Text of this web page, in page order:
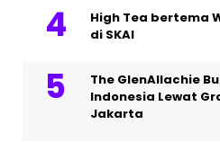
High Tea bertema
di SKAI
The GlenAllachie
Indonesia Lewat
Jakarta